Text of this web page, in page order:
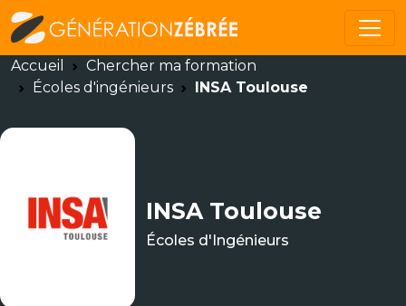
Accueil
Chercher ma formation
Écoles d'ingénieurs
INSA Toulouse
INSA Toulouse
Écoles d'Ingénieurs